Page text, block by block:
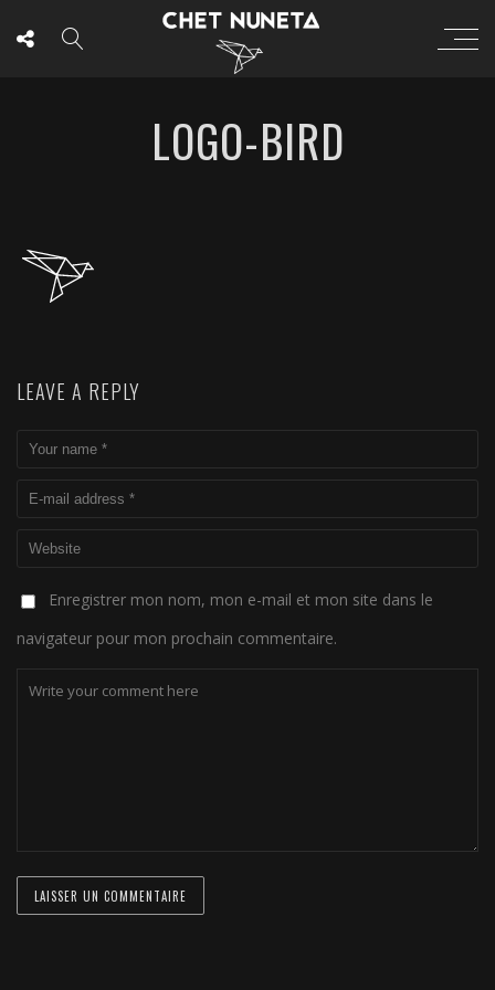
LOGO-BIRD
LEAVE A REPLY
Enregistrer mon nom, mon e-mail et mon site dans le
navigateur pour mon prochain commentaire.